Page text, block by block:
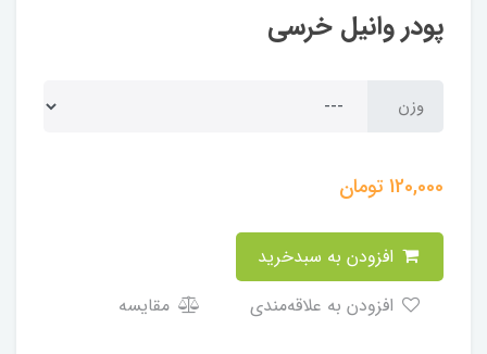
پودر وانیل خرسی
وزن
120,000تومان
مقایسه